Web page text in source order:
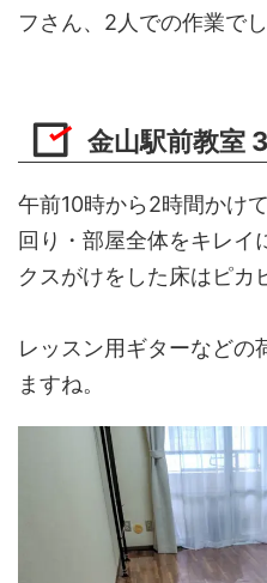
フさん、2人での作業でし
金山駅前教室
午前10時から2時間かけ
回り・部屋全体をキレイ
クスがけをした床はピカ
レッスン用ギターなどの
ますね。